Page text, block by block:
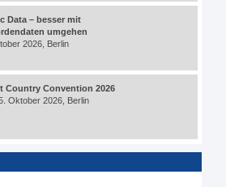
Data – besser mit
umgehen
2026, Berlin
Country Convention 2026
Oktober 2026, Berlin